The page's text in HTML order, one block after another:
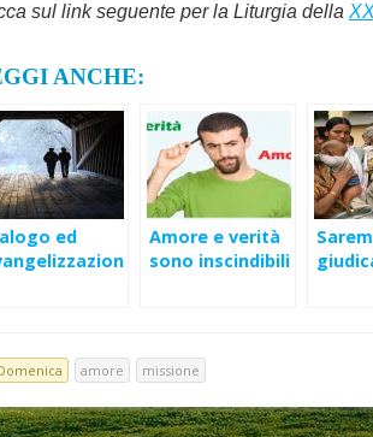
sul link seguente per la Liturgia della
ANCHE:
ed
Amore e verità
sono inscindibili
amore missione